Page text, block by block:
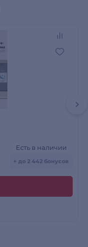
Есть в наличии
+ до 2 442 бонусов